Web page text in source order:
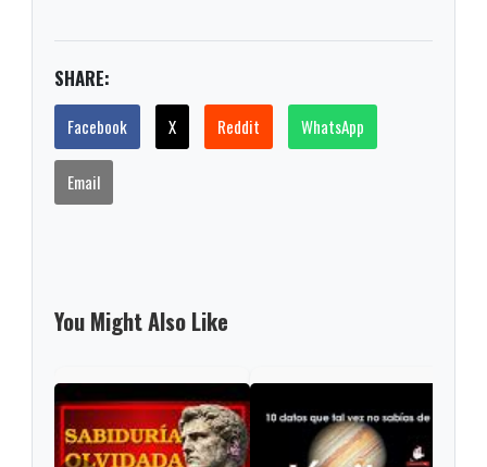
SHARE:
Facebook X Reddit WhatsApp
Email
You Might Also Like